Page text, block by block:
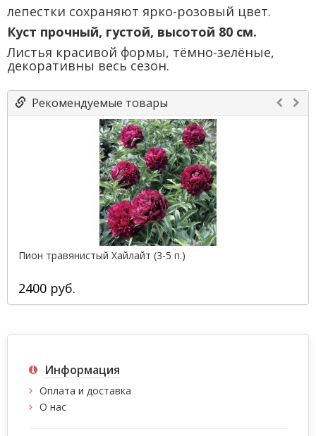
лепестки сохраняют ярко-розовый цвет.
Куст прочный, густой, высотой 80 см.
Листья красивой формы, тёмно-зелёные,
декоративны весь сезон.
Рекомендуемые товары
Пион травянистый Хайлайт (3-5 п.)
2400 руб.
Информация
Оплата и доставка
О нас